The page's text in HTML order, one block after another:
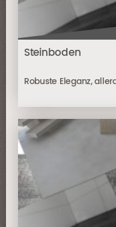
Steinboden
Robuste Eleganz,